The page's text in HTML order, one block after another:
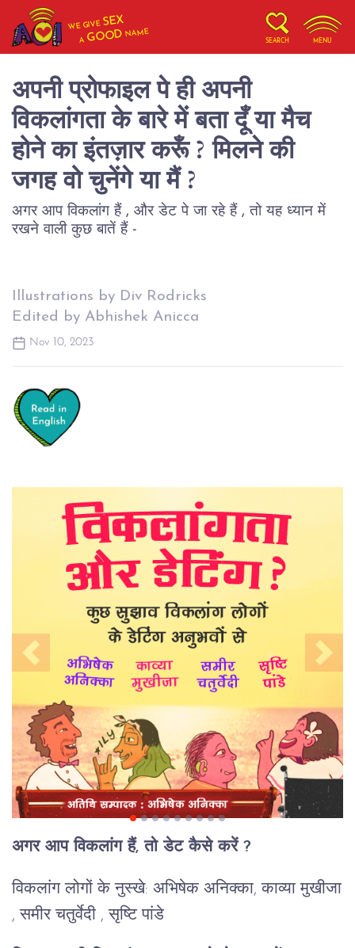
WE GIVESEX
AGOOD NAME
SEARCH MENU
अपनी प्रोफाइल पे ही अपनी
विकलांगता के बारे में बता दूँ या मैच
होने का इंतज़ार करूँ ? मिलने की
जगह वो चुनेंगे या मैं ?
अगर आप विकलांग हैं , और डेट पे जा रहे हैं , तो यह ध्यान में
रखने वाली कुछ बातें हैं -
Illustrations by Div Rodricks
Edited by Abhishek Anicca
Nov 10, 2023
Previous
अगर आप विकलांग हैं, तो डेट कैसे करें ?
विकलांग लोगों के नुस्खे: अभिषेक अनिक्का, काव्या मुखीजा
, समीर चतुर्वेदी , सृष्टि पांडे